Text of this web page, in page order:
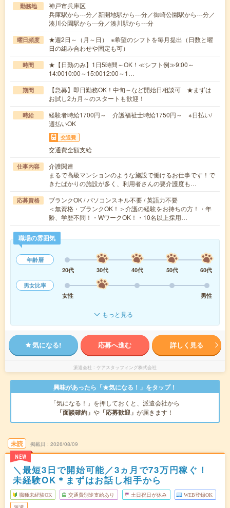
勤務地
神戸市兵庫区
兵庫駅から---分／新開地駅から---分／御崎公園駅から---分／
湊川公園駅から---分／湊川駅から---分
曜日頻度
★週2日～（月～日） ※希望のシフトを毎月提出（日数と曜
日の組み合わせや固定も可）
時間
★【日勤のみ】1日5時間～OK！≪シフト例≫9:00～
14:0010:00～15:0012:00～1…
期間
【急募】即日勤務OK！中旬～など開始日相談可 ★まずは
お試し2カ月～のスタートも歓迎！
時給
経験者時給1700円～ 介護福祉士時給1750円～ ※日払い/
週払いOK
交通費
交通費全額支給
仕事内容
介護関連
まるで高級マンションのような施設で働けるお仕事です！で
きたばかりの施設が多く、利用者さんの要介護度も…
応募資格
ブランクOK / パソコンスキル不要 / 英語力不要
＜無資格・ブランクOK！＞介護の経験をお持ちの方！・年
齢、学歴不問！・WワークOK！・10名以上採用…
職場の雰囲気
年齢層
20代
30代 40代 50代
60代
男女比率
女性
男性
もっと見る
気になる! 応募へ進む 詳しく見る
派遣会社 ケアスタッフィング株式会社
興味があったら「★気になる！」をタップ！
「気になる！」を押しておくと、派遣会社から
「面談確約」 や 「応募歓迎」 が届きます！
未読
NEW
掲載日 2026/08/09
＼最短3日で開始可能／3ヵ月で73万円稼ぐ！
未経験OK＊まずはお話し相手から
職種未経験OK 交通費別途支給あり 土日祝日が休み WEB登録OK
派遣